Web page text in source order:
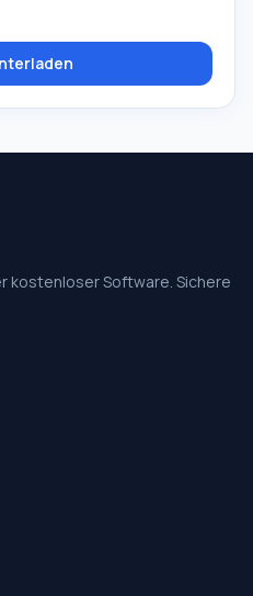
zu aktualisieren und
regelmäßig online zu
gewünschten Senders zu
kostenloser Software. Sichere